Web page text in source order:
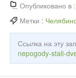
Опубликовано в :
Метки :
Ссылка на эту
nepogody-stali-